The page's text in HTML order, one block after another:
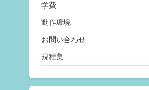
学費
動作環境
お問い合わせ
規程集